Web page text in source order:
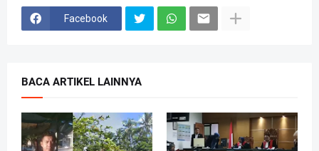
Facebook
BACA ARTIKEL LAINNYA